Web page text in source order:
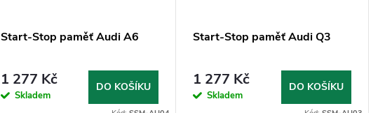
Start-Stop paměť Audi A6
1 277 Kč
Skladem
DO KOŠÍKU
Start-Stop paměť Audi Q3
1 277 Kč
Skladem
DO KOŠÍKU